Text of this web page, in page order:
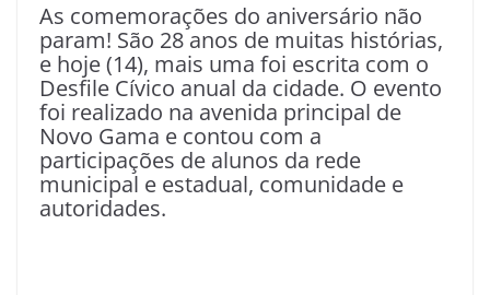
As comemorações do aniversário não
param! São 28 anos de muitas histórias,
e hoje (14), mais uma foi escrita com o
Desfile Cívico anual da cidade. O evento
foi realizado na avenida principal de
Novo Gama e contou com a
participações de alunos da rede
municipal e estadual, comunidade e
autoridades.